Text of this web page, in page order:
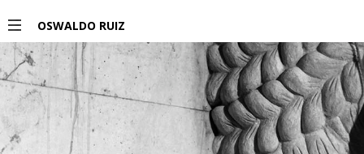
PROYECTOS
EXPOSICIONES
OSWALDO RUIZ